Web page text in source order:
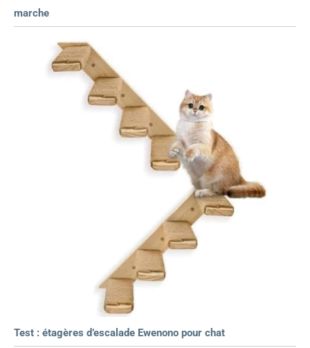
marche
Test : étagères d’escalade Ewenono pour chat